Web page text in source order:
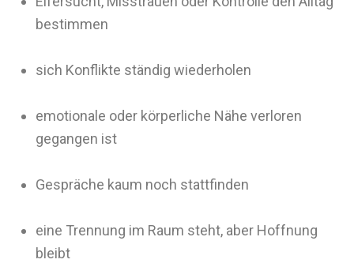
bestimmen
sich Konflikte ständig wiederholen
emotionale oder körperliche Nähe verloren
gegangen ist
Gespräche kaum noch stattfinden
eine Trennung im Raum steht, aber Hoffnung
bleibt